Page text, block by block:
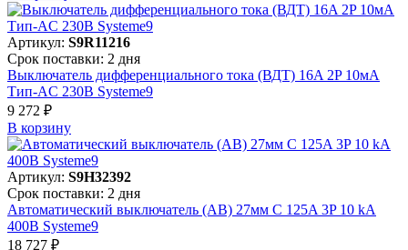
Артикул: S9R11216
Срок поставки: 2 дня
Выключатель дифференциального тока (ВДТ) 16A 2P 10мА
Тип-AC 230В Systeme9
9 272 ₽
В корзинy
Артикул: S9H32392
Срок поставки: 2 дня
Автоматический выключатель (АВ) 27мм C 125A 3P 10 kA
400В Systeme9
18 727 ₽